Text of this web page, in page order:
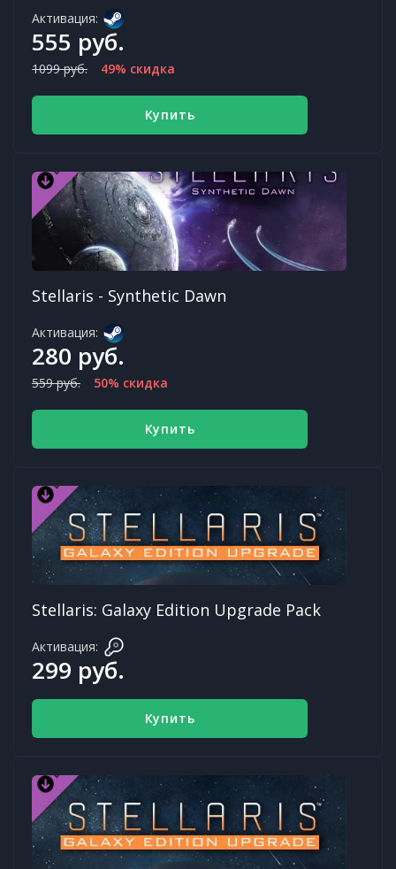
Активация:
555 руб.
1099 руб. 49% скидка
Купить
Stellaris - Synthetic Dawn
Активация:
280 руб.
559 руб. 50% скидка
Купить
Stellaris: Galaxy Edition Upgrade Pack
Активация:
299 руб.
Купить